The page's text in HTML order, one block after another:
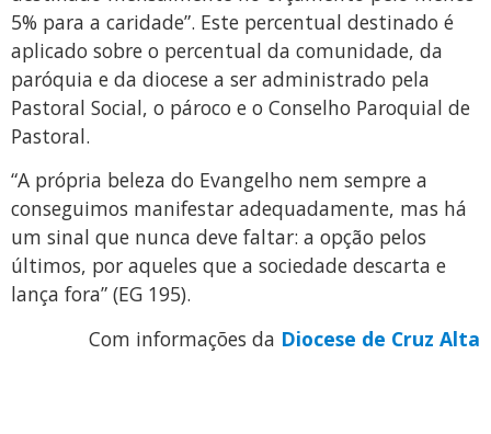
5% para a caridade”. Este percentual destinado é
aplicado sobre o percentual da comunidade, da
paróquia e da diocese a ser administrado pela
Pastoral Social, o pároco e o Conselho Paroquial de
Pastoral.
“A própria beleza do Evangelho nem sempre a
conseguimos manifestar adequadamente, mas há
um sinal que nunca deve faltar: a opção pelos
últimos, por aqueles que a sociedade descarta e
lança fora” (EG 195).
Com informações da Diocese de Cruz Alta